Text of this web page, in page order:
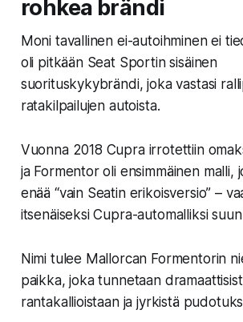
rohkea brändi
Moni tavallinen ei-autoihminen ei
oli pitkään Seat Sportin sisäinen
suorituskykybrändi, joka vastasi
ratakilpailujen autoista.
Vuonna 2018 Cupra irrotettiin
ja Formentor oli ensimmäinen malli,
enää “vain Seatin erikoisversio” –
itsenäiseksi Cupra-automalliksi
Nimi tulee Mallorcan Formentorin
paikka, joka tunnetaan
rantakallioistaan ja jyrkistä